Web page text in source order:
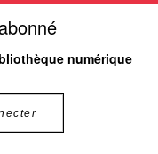
numérique